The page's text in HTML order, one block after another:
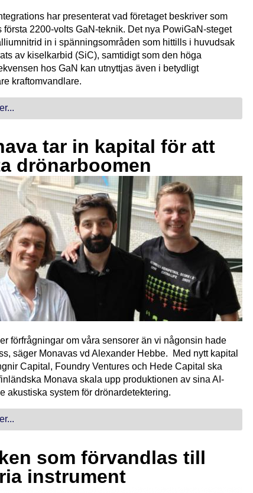
har presenterat vad företaget beskriver som
första 2200-volts GaN-teknik. Det nya PowiGaN-steget
in i spänningsområden som hittills i huvudsak
av kiselkarbid (SiC), samtidigt som den höga
hos GaN kan utnyttjas även i betydligt
kraftomvandlare.
tar in kapital för att
drönarboomen
förfrågningar om våra sensorer än vi någonsin hade
säger Monavas vd Alexander Hebbe. Med nytt kapital
Capital, Foundry Ventures och Hede Capital ska
Monava skala upp produktionen av sina AI-
akustiska system för drönardetektering.
som förvandlas till
instrument